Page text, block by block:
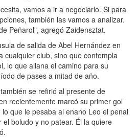
vamos a ir a negociarlo. Si para
también las vamos a analizar.
Peñarol", agregó Zaidensztat.
de salida de Abel Hernández en
cualquier club, sino que contempla
lo que allana el camino para su
de pases a mitad de año.
se refirió al presente de
recientemente marcó su primer gol
que le pesaba al enano Leo el penal
boludo y no patear. Él la quiere